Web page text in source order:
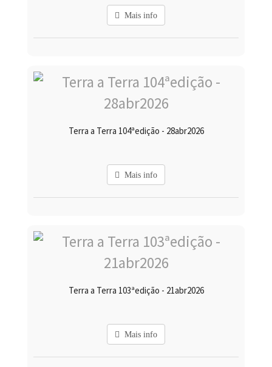
Mais info
Terra a Terra 104ªedição - 28abr2026
Mais info
Terra a Terra 103ªedição - 21abr2026
Mais info